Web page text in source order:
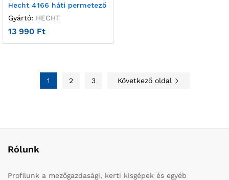
Hecht 4166 háti permetező
Gyártó: HECHT
13 990 Ft
1 2 3 Következő oldal
Rólunk
Profilunk a mezőgazdasági, kerti kisgépek és egyéb